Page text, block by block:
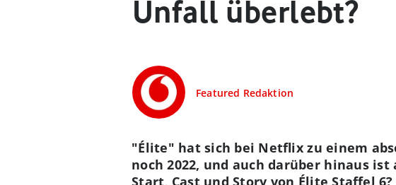
Unfall überlebt?
Featured Redaktion
"Élite" hat sich bei Netflix zu einem
noch 2022, und auch darüber hinaus
Start, Cast und Story von Élite Staffel